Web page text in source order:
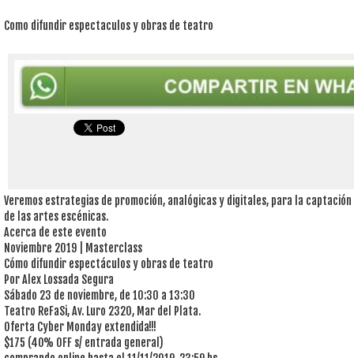
Como difundir espectaculos y obras de teatro
Veremos estrategias de promoción, analógicas y digitales, para la
de las artes escénicas.
Acerca de este evento
Noviembre 2019 | Masterclass
Cómo difundir espectáculos y obras de teatro
Por Alex Lossada Segura
Sábado 23 de noviembre, de 10:30 a 13:30
Teatro ReFaSi, Av. Luro 2320, Mar del Plata.
Oferta Cyber Monday extendida!!!
$175 (40% OFF s/ entrada general)